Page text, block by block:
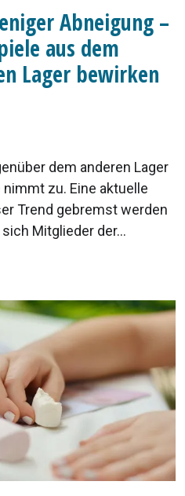
Abneigung –
aus dem
Lager bewirken
dem anderen Lager
zu. Eine aktuelle
Trend gebremst werden
Mitglieder der...